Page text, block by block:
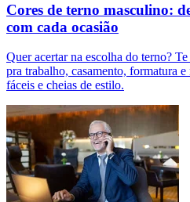
Cores de terno masculino:
com cada ocasião
Quer acertar na escolha do terno?
pra trabalho, casamento, formatura
fáceis e cheias de estilo.